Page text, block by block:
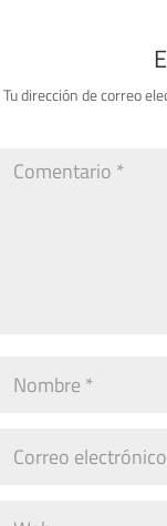
Tu dirección de correo